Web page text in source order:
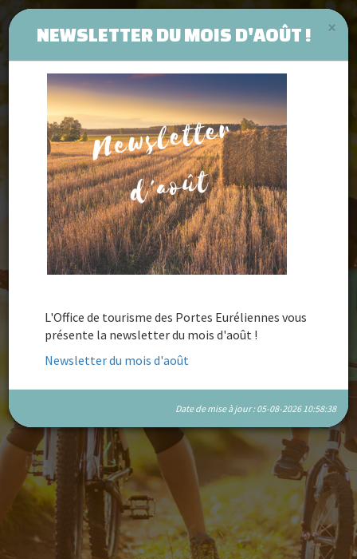
Passez les portes &
×
NEWSLETTER DU MOIS D'AOÛT !
L'Office de tourisme des Portes Euréliennes vous
présente la newsletter du mois d'août !
Newsletter du mois d'août
Date de mise à jour : 05-08-2026 10:58:38